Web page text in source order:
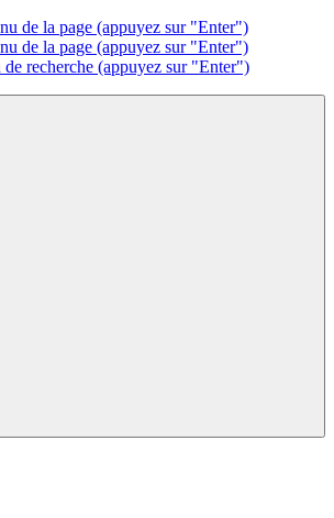
de la page (appuyez sur "Enter")
de la page (appuyez sur "Enter")
de recherche (appuyez sur "Enter")